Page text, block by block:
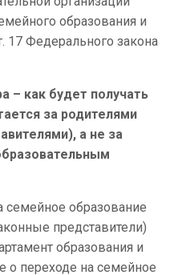
образования и
17 Федерального закона
– как будет получать
за родителями
а не за
образование
представители)
образования и
о переходе на семейное